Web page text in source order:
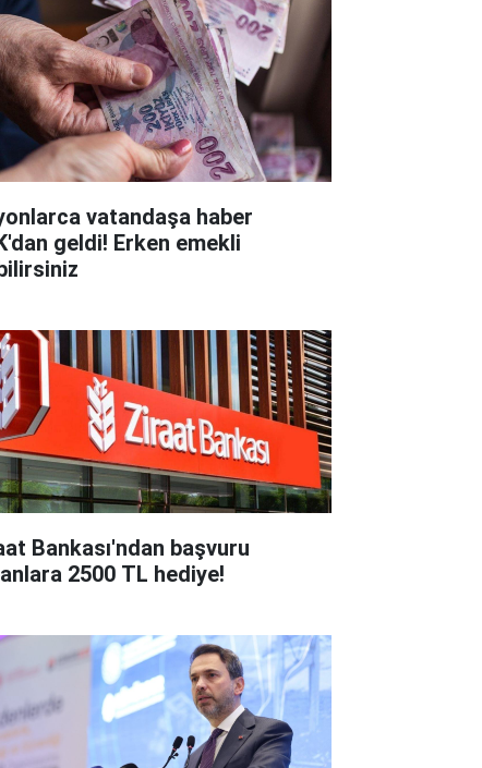
vatandaşa haber
geldi! Erken emekli
Bankası'ndan başvuru
2500 TL hediye!